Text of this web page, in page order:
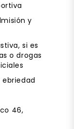
y
si es
o drogas
46,